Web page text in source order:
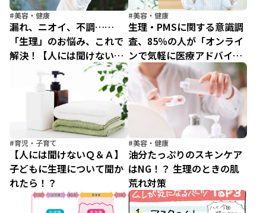
#美容・健康
漏れ、ニオイ、不調……
「生理」のお悩み、これで
解決！【人には聞けない
#美容・健康
生理・PMSに関する意識調
査、85％の人が「オンライ
ンで気軽に医療アドバイザ
ーに相談できることに満
足」と回答
#育児・子育て
【人には聞けないＱ＆Ａ】
子どもに生理について聞か
れたら！？
#美容・健康
油分たっぷりのスキンケア
はNG！？ 生理のときの肌
荒れ対策